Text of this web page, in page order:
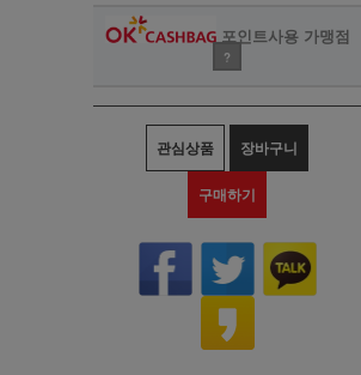
포인트사용 가맹점
?
관심상품 장바구니
구매하기